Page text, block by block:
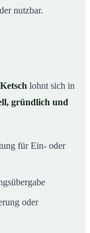
nutzbar.
lohnt sich in
gründlich und
für Ein- oder
oder